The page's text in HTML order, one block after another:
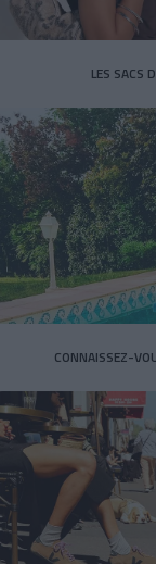
LES SACS
CONNAISSEZ-